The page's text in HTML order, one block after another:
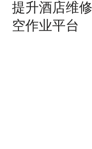
提升酒店维
空作业平台